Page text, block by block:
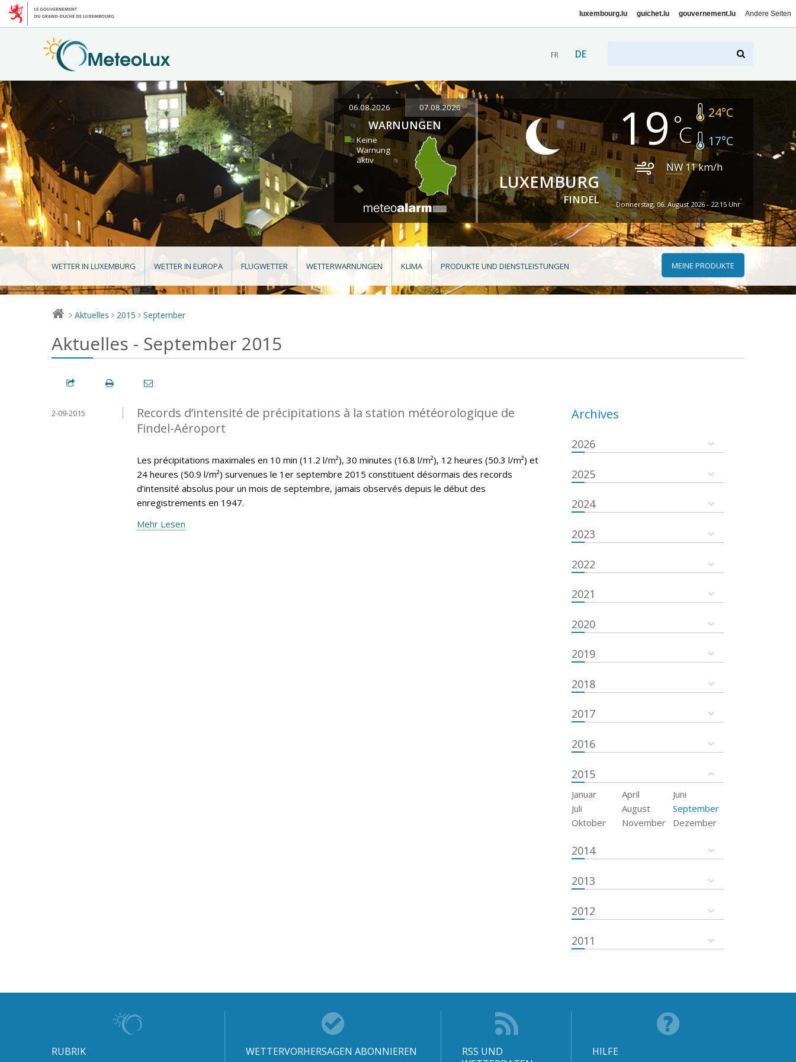
luxembourg.lu guichet.lu gouvernement.lu Andere Seiten
FR DE
06.08.2026 07.08.2026
WARNUNGEN
Keine
Warnung
aktiv
LUXEMBURG
FINDEL
19 24°C
17°C
NW 11km/h
Donnerstag, 06. August 2026 - 22:15 Uhr
WETTER IN LUXEMBURG WETTER IN EUROPA FLUGWETTER WETTERWARNUNGEN KLIMA PRODUKTE UND DIENSTLEISTUNGEN MEINE PRODUKTE
> Aktuelles > 2015 > September
Aktuelles - September 2015
Records d’intensité de précipitations à la station météorologique de
Findel-Aéroport
2-09-2015
Les précipitations maximales en 10 min (11.2 l/m²), 30 minutes (16.8 l/m²), 12 heures (50.3 l/m²) et
24 heures (50.9 l/m²) survenues le 1er septembre 2015 constituent désormais des records
d’intensité absolus pour un mois de septembre, jamais observés depuis le début des
enregistrements en 1947.
Mehr Lesen
Archives
2026
2025
2024
2023
2022
2021
2020
2019
2018
2017
2016
2015
Januar April
Juni
Juli
August
September
Oktober
November Dezember
2014
2013
2012
2011
RUBRIK WETTERVORHERSAGEN ABONNIEREN
RSS UND
HILFE